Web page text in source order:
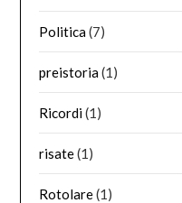
Politica(7)
preistoria(1)
Ricordi(1)
risate(1)
Rotolare(1)